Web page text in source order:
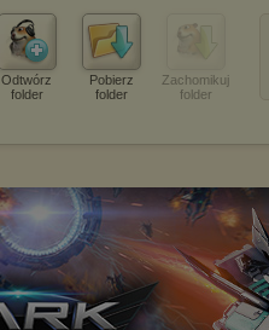
Odtwórz
folder
Pobierz
folder
Zachomikuj
folder